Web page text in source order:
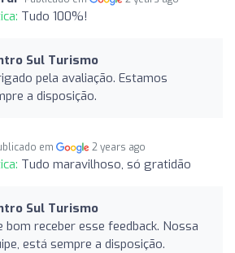
Tudo 100%!
Sul Turismo
pela avaliação. Estamos
a disposição.
em 2 years ago
Tudo maravilhoso, só gratidão
Sul Turismo
bom receber esse feedback. Nossa
está sempre a disposição.